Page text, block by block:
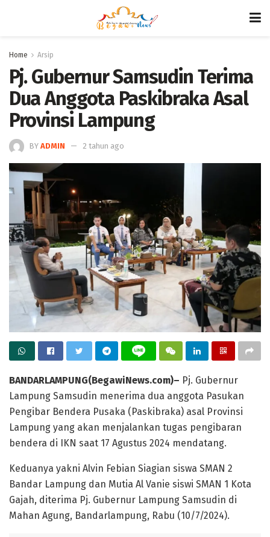
Home Arsip
Pj. Gubernur Samsudin Terima
Dua Anggota Paskibraka Asal
Provinsi Lampung
BY ADMIN 2 tahun ago
BANDARLAMPUNG(BegawiNews.com)– Pj. Gubernur
Lampung Samsudin menerima dua anggota Pasukan
Pengibar Bendera Pusaka (Paskibraka) asal Provinsi
Lampung yang akan menjalankan tugas pengibaran
bendera di IKN saat 17 Agustus 2024 mendatang.
Keduanya yakni Alvin Febian Siagian siswa SMAN 2
Bandar Lampung dan Mutia Al Vanie siswi SMAN 1 Kota
Gajah, diterima Pj. Gubernur Lampung Samsudin di
Mahan Agung, Bandarlampung, Rabu (10/7/2024).